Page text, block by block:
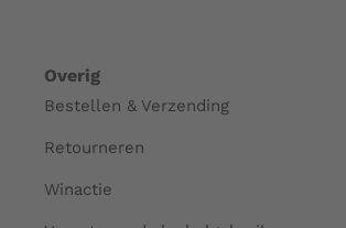
Overig
Bestellen & Verzending
Retourneren
Winactie